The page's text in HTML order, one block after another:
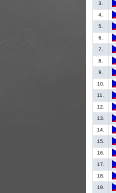
3.
4.
5.
6.
7.
8.
9.
10.
11.
12.
13.
14.
15.
16.
17.
18.
19.